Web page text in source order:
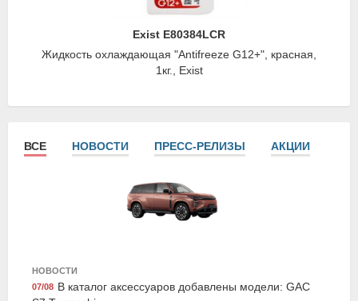
Exist E80384LCR
Жидкость охлаждающая "Antifreeze G12+", красная,
1кг., Exist
Жидкость охлаждающая "Antifreeze Euro G11",
ВСЕ НОВОСТИ ПРЕСС-РЕЛИЗЫ АКЦИИ
НОВОСТИ
07/08 В каталог аксессуаров добавлены модели: GAC